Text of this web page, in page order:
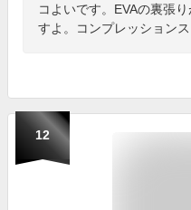
コよいです。EVAの裏張
すよ。コンプレッションス
12